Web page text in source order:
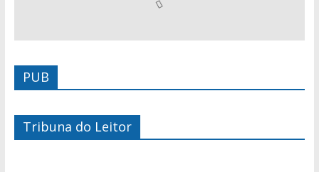
PUB
Tribuna do Leitor